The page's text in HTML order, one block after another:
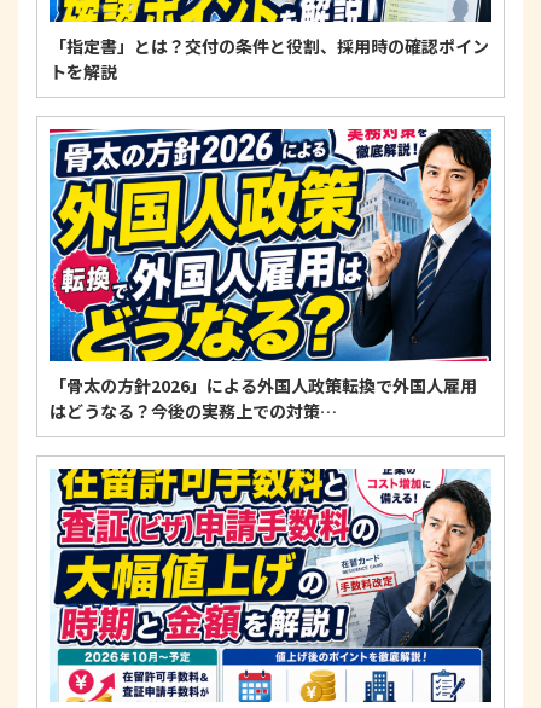
「指定書」とは？交付の条件と役割、採用時の確認ポイン
トを解説
「骨太の方針2026」による外国人政策転換で外国人雇用
はどうなる？今後の実務上での対策…